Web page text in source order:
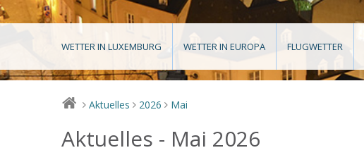
WETTER IN LUXEMBURG WETTER IN EUROPA FLUGWETTER
> Aktuelles > 2026 > Mai
Aktuelles - Mai 2026